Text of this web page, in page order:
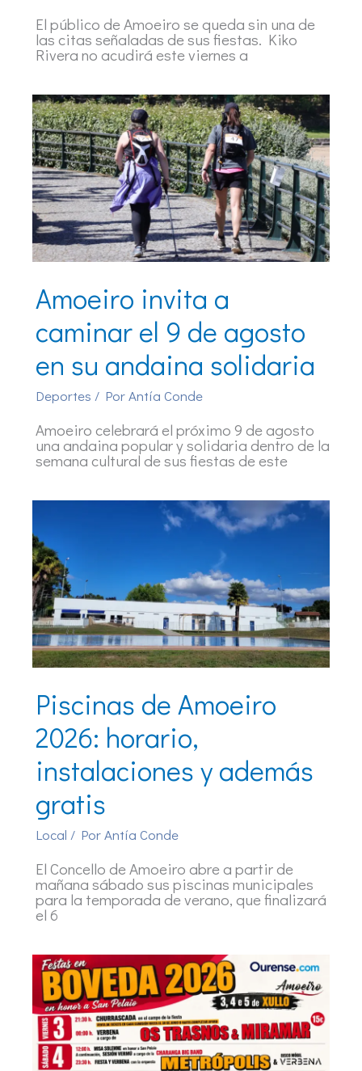
El público de Amoeiro se queda sin una de
las citas señaladas de sus fiestas. Kiko
Rivera no acudirá este viernes a
Amoeiro invita a
caminar el 9 de agosto
en su andaina solidaria
Deportes / PorAntía Conde
Amoeiro celebrará el próximo 9 de agosto
una andaina popular y solidaria dentro de la
semana cultural de sus fiestas de este
Piscinas de Amoeiro
2026: horario,
instalaciones y además
gratis
Local / PorAntía Conde
El Concello de Amoeiro abre a partir de
mañana sábado sus piscinas municipales
para la temporada de verano, que finalizará
el 6